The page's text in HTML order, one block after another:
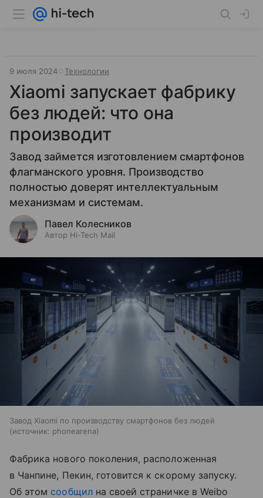
9 июля 2024 Технологии
Xiaomi запускает фабрику
без людей: что она
производит
Завод займется изготовлением смартфонов
флагманского уровня. Производство
полностью доверят интеллектуальным
механизмам и системам.
Павел Колесников
Автор Hi-Tech Mail
Завод Xiaomi по производству смартфонов без людей
источник: phonearena
Фабрика нового поколения, расположенная
в Чанпине, Пекин, готовится к скорому запуску.
Об этом сообщилна своей страничке в Weibo